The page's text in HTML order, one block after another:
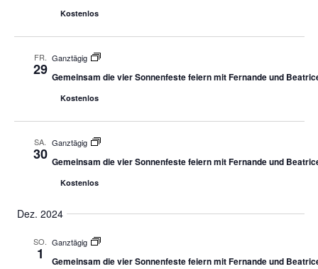
Kostenlos
FR.
29
Ganztägig
Gemeinsam die vier Sonnenfeste feiern mit Fernande und
Kostenlos
SA.
30
Ganztägig
Gemeinsam die vier Sonnenfeste feiern mit Fernande und
Kostenlos
Dez. 2024
SO.
1
Ganztägig
Gemeinsam die vier Sonnenfeste feiern mit Fernande und